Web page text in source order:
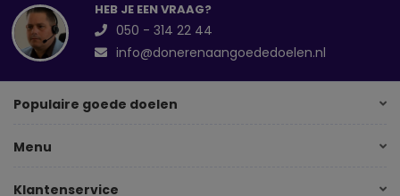
HEB JE EEN VRAAG?
050 - 314 22 44
info@donerenaangoededoelen.nl
Populaire goede doelen
Menu
Klantenservice